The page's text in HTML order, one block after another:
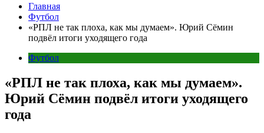
Главная
Футбол
«РПЛ не так плоха, как мы думаем». Юрий Сёмин
подвёл итоги уходящего года
Футбол
«РПЛ не так плоха, как мы думаем».
Юрий Сёмин подвёл итоги уходящего
года